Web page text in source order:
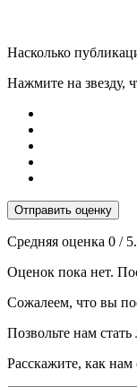
Насколько
Нажмите на звезду,
Отправить оценку
Средняя оценка 0 /
Оценок пока нет.
Сожалеем, что вы
Позвольте нам
Расскажите, как нам